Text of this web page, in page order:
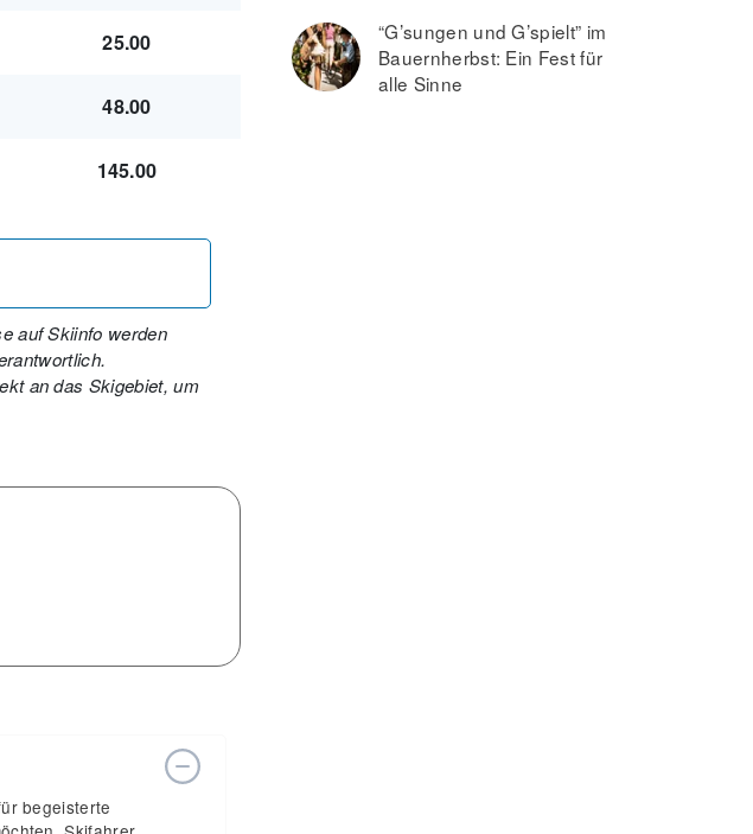
25.00
48.00
145.00
auf Skiinfo werden
an das Skigebiet, um
begeisterte
“G’sungen und G’spielt” im
Bauernherbst: Ein Fest für
alle Sinne